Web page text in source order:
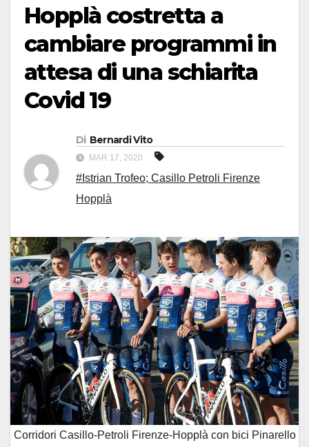
Hopplà costretta a
cambiare programmi in
attesa di una schiarita
Covid 19
Di Bernardi Vito
MAR 17, 2020
#Istrian Trofeo; Casillo Petroli Firenze
Hopplà
Corridori Casillo-Petroli Firenze-Hopplà con bici Pinarello